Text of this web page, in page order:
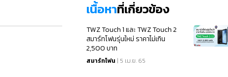
เนื้อหาที่เกี่ยวข้อง
TWZ Touch 1 และ TWZ Touch 2
สมาร์ทโฟนรุ่นใหม่ ราคาไม่เกิน
2,500 บาท
สมาร์ทโฟน | 5 เม.ย. 65